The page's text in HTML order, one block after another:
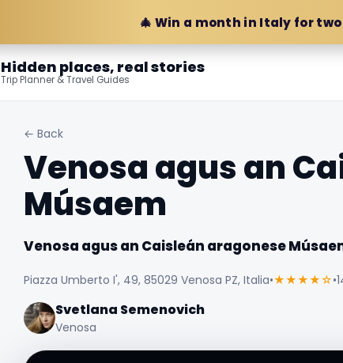
🎄 Win a month in Italy for
Hidden places, real stories
Trip Planner & Travel Guides
← Back
Venosa agus an
Músaem
Venosa agus an Caisleán aragonese
Piazza Umberto I', 49, 85029 Venosa PZ, Italia•★★★★☆•
Svetlana Semenovich
Venosa